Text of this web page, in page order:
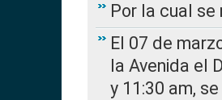
Por la cual se
El 07 de
la Avenida el
y 11:30 am,